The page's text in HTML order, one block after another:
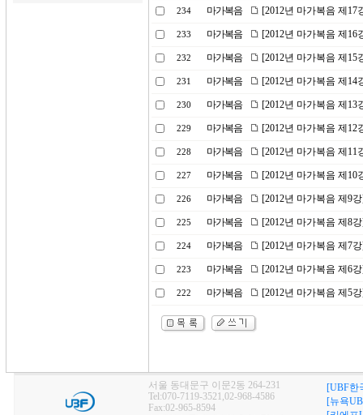
234 마가복음 [2012년 마가복음 제
233 마가복음 [2012년 마가복음 제
232 마가복음 [2012년 마가복음 제15
231 마가복음 [2012년 마가복음 제14
230 마가복음 [2012년 마가복음 제
229 마가복음 [2012년 마가복음 제12
228 마가복음 [2012년 마가복음 제11
227 마가복음 [2012년 마가복음 제10
226 마가복음 [2012년 마가복음 제9
225 마가복음 [2012년 마가복음 제8
224 마가복음 [2012년 마가복음 제7
223 마가복음 [2012년 마가복음 제6
222 마가복음 [2012년 마가복음 제5
서울 동대문구 이문2동 264-231
Tel:070-7119-3521,02-968-4586
Fax:02-965-8594
[UBF한
[뉴욕